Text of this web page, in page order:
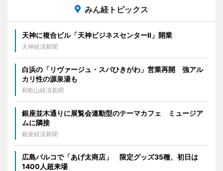
みん経トピックス
天神に複合ビル「天神ビジネスセンターII」開業
天神経済新聞
白浜の「リヴァージュ・スパひきがわ」営業再開 強アル
カリ性の源泉湯も
和歌山経済新聞
銀座並木通りに展覧会連動型のテーマカフェ ミュージア
ムに隣接
銀座経済新聞
広島パルコで「あげ太商店」 限定グッズ35種、初日は
1400人超来場